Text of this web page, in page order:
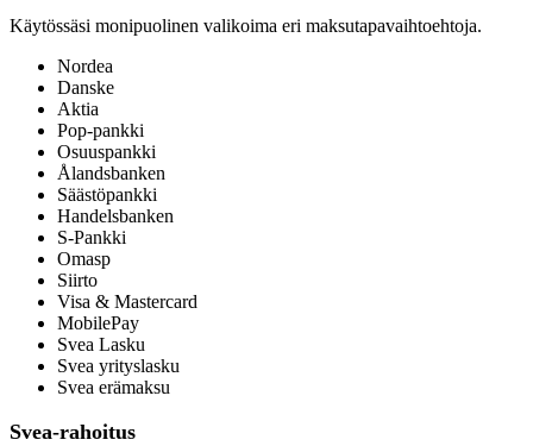
Käytössäsi monipuolinen valikoima eri maksutapavaihtoehtoja.
Nordea
Danske
Aktia
Pop-pankki
Osuuspankki
Ålandsbanken
Säästöpankki
Handelsbanken
S-Pankki
Omasp
Siirto
Visa & Mastercard
MobilePay
Svea Lasku
Svea yrityslasku
Svea erämaksu
Svea-rahoitus